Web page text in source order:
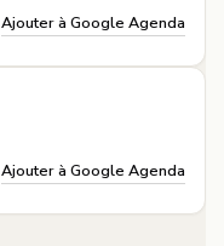
Ajouter à Google Agenda
Ajouter à Google Agenda